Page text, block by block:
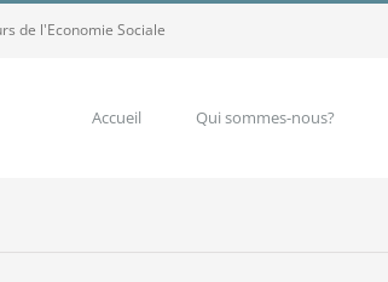
de l'Economie Sociale
Accueil Qui sommes-nous?